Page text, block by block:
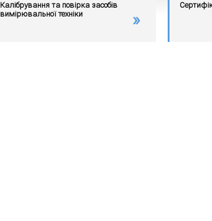
Калібрування та повірка засобів
вимірювальної техніки